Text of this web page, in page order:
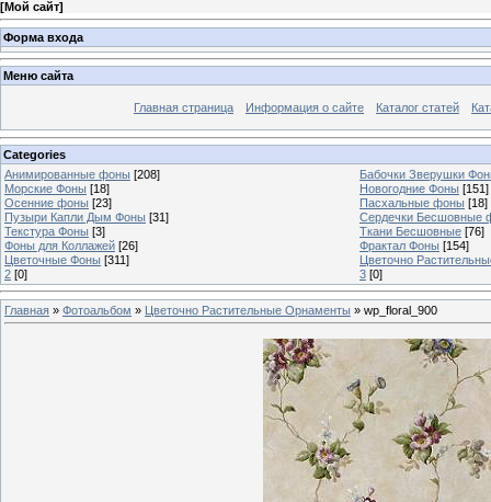
[Мой сайт]
Форма входа
Меню сайта
Главная страница Информация о сайте Каталог статей
Categories
Анимированные фоны [208]
Бабочки Зверушки
Морские Фоны [18] Новогодние Фоны [151]
Осенние фоны [23] Пасхальные фоны [18]
Пузыри Капли Дым Фоны [31]
Сердечки Бесшовные
Текстура Фоны [3] Ткани Бесшовные [76]
Фоны для Коллажей [26] Фрактал Фоны [154]
Цветочные Фоны [311]
Цветочно
2 [0] 3 [0]
Главная » Фотоальбом » Цветочно Растительные Орнаменты » wp_floral_900